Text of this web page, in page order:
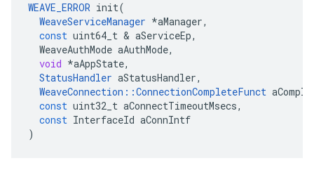
WEAVE_ERROR init(
WeaveServiceManager *aManager,
const uint64_t & aServiceEp,
WeaveAuthMode aAuthMode,
void *aAppState,
StatusHandler aStatusHandler,
WeaveConnection ::ConnectionCompleteFunct
const uint32_t aConnectTimeoutMsecs,
const InterfaceId aConnIntf
)